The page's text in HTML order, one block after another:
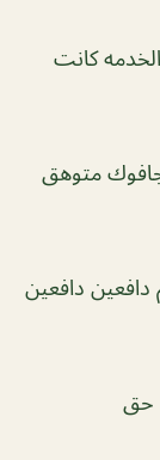
كانت
جافوك متوهق
دافعين دافعين
حق